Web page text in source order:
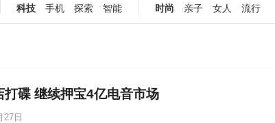
科技
手机 探索 智能
时尚
亲子 女人 流行
打碟 继续押宝4亿电音市场
27日